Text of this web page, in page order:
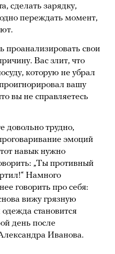
сделать зарядку,
переждать момент,
проанализировать свои
Вас злит, что
которую не убрал
вашу
вы не справляетесь
довольно трудно,
эмоций
навык нужно
„Ты противный
Намного
говорить про себя:
вижу грязную
становится
день после
Иванова.